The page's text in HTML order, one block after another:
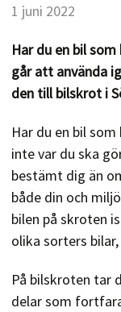
1 juni 2022
Har du en bil
går att använda
den till bilskrot i
Har du en bil
inte var du ska
bestämt dig än
både din och
bilen på skroten
olika sorters
På bilskroten tar
delar som